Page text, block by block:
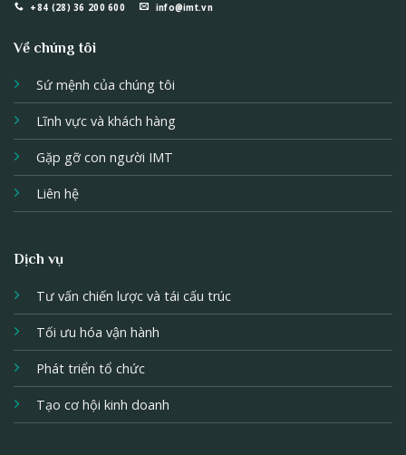
+84 (28) 36 200 600 info@imt.vn
Về chúng tôi
Sứ mệnh của chúng tôi
Lĩnh vực và khách hàng
Gặp gỡ con người IMT
Liên hệ
Dịch vụ
Tư vấn chiến lược và tái cấu trúc
Tối ưu hóa vận hành
Phát triển tổ chức
Tạo cơ hội kinh doanh